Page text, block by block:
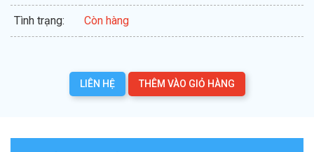
Tình trạng: Còn hàng
LIÊN HỆ THÊM VÀO GIỎ HÀNG